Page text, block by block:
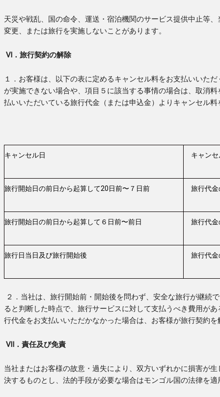
天災や戦乱、国の命令、運送・宿泊機関のサービス提供中止等
変更、または旅行を実施しないことがあります。
Ⅵ．旅行契約の解除
１．お客様は、以下の表に定めるキャンセル料をお支払いいた
が実施できない場合や、項目５に該当する事情の場合は、取消
払いいただいている旅行代金（または申込金）よりキャンセル
キャンセル日 キャン
旅行開始日の前日から起算して20日前〜７日前 旅行代
旅行開始日の前日から起算して６日前〜前日 旅行代
旅行日当日及び旅行開始後 旅行代
２．当社は、旅行開始前・開始後を問わず、安全な旅行が継続
ると判断した時点で、旅行サービスに対して支払うべき費用が
行代金をお支払いいただかなかった場合は、お客様が旅行契約
Ⅶ．責任及び免責
当社またはお客様の故意・過失により、双方いずれかに損害が
決するものとし、法的手段が必要な場合はモンゴル国の法律を